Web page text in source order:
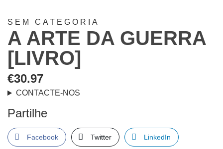
SEM CATEGORIA
A ARTE DA GUERRA
[LIVRO]
€30.97
CONTACTE-NOS
Partilhe
Facebook Twitter LinkedIn